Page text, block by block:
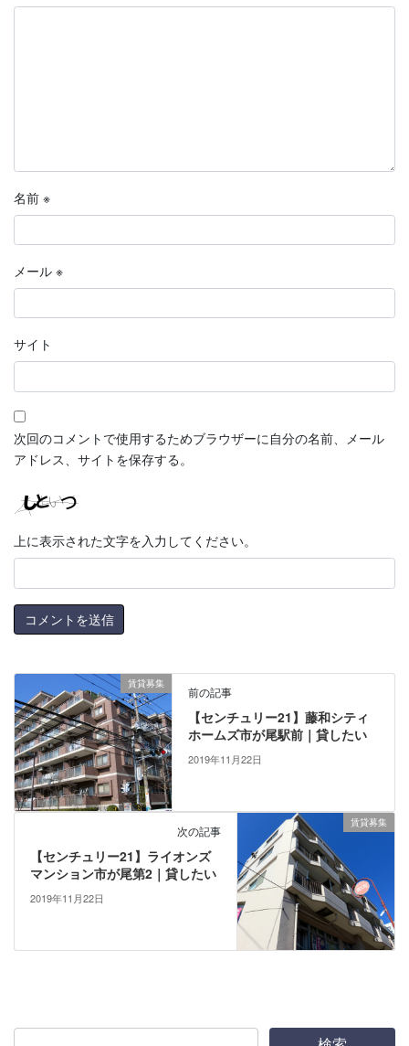
名前 ※
メール ※
サイト
次回のコメントで使用するためブラウザーに自分の名前、メール
アドレス、サイトを保存する。
上に表示された文字を入力してください。
賃貸募集
前の記事
【センチュリー21】藤和シティ
ホームズ市が尾駅前｜貸したい
2019年11月22日
賃貸募集
次の記事
【センチュリー21】ライオンズ
マンション市が尾第2｜貸したい
2019年11月22日